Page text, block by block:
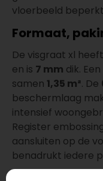
vloerbeeld
Formaat,
De visgraat xl
en is 7 mm dik.
samen 1,35 m². De
beschermlaag
intensief
Register
aansluiten op de
benadrukt iedere